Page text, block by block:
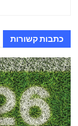
כתבותקשורות